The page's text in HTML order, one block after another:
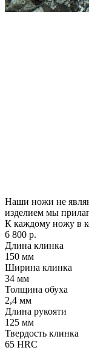
Наши ножи не
изделием мы
К каждому ножу в
6 800 р.
Длина клинка
150 мм
Ширина клинка
34 мм
Толщина обуха
2,4 мм
Длина рукояти
125 мм
Твердость клинка
65 HRC